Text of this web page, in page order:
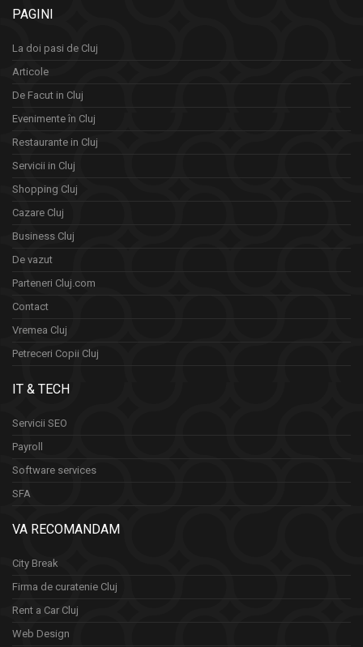
PAGINI
La doi pasi de Cluj
Articole
De Facut in Cluj
Evenimente în Cluj
Restaurante in Cluj
Servicii in Cluj
Shopping Cluj
Cazare Cluj
Business Cluj
De vazut
Parteneri Cluj.com
Contact
Vremea Cluj
Petreceri Copii Cluj
IT & TECH
Servicii SEO
Payroll
Software services
SFA
VA RECOMANDAM
City Break
Firma de curatenie Cluj
Rent a Car Cluj
Web Design